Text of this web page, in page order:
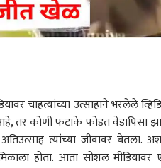
चाहत्यांच्या उत्साहाने भरलेले
तर कोणी फटाके फोडत वेडापिसा
त्यांच्या जीवावर बेतला.
होता. आता सोशल